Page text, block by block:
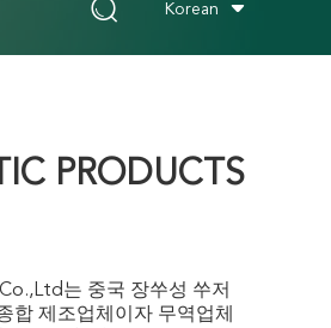
Korean
PRODUCTS
는 중국 장쑤성 쑤저
합 제조업체이자 무역업체